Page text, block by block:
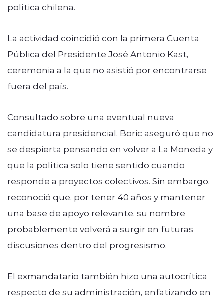
política chilena.
La actividad coincidió con la primera Cuenta
Pública del Presidente José Antonio Kast,
ceremonia a la que no asistió por encontrarse
fuera del país.
Consultado sobre una eventual nueva
candidatura presidencial, Boric aseguró que no
se despierta pensando en volver a La Moneda y
que la política solo tiene sentido cuando
responde a proyectos colectivos. Sin embargo,
reconoció que, por tener 40 años y mantener
una base de apoyo relevante, su nombre
probablemente volverá a surgir en futuras
discusiones dentro del progresismo.
El exmandatario también hizo una autocrítica
respecto de su administración, enfatizando en